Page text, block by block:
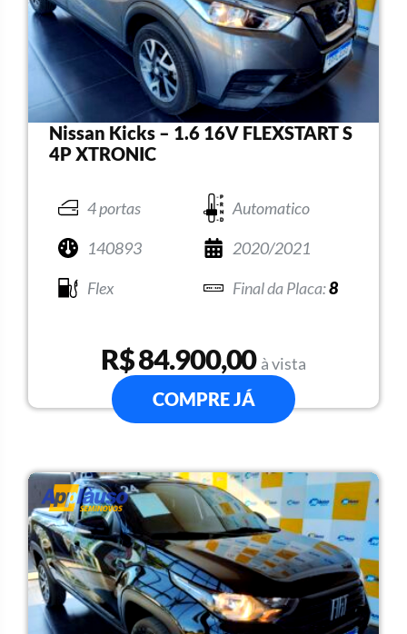
Nissan Kicks – 1.6 16V FLEXSTART S
4P XTRONIC
4 portas
Automatico
140893
2020/2021
Flex
8
R$ 84.900,00 à vista
COMPRE JÁ